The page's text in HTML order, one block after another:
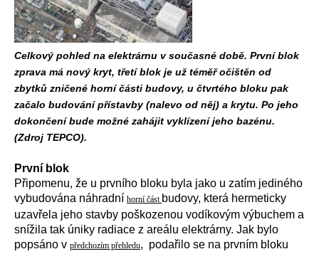
Celkový pohled na elektrárnu v současné době. První blok
zprava má nový kryt, třetí blok je už téměř očištěn od
zbytků zničené horní části budovy, u čtvrtého bloku pak
začalo budování přístavby (nalevo od něj) a krytu. Po jeho
dokončení bude možné zahájit vyklízení jeho bazénu.
(Zdroj TEPCO).
První blok
Připomenu, že u prvního bloku byla jako u zatím jediného
vybudována náhradní horní část budovy, která hermeticky
uzavřela jeho stavby poškozenou vodíkovým výbuchem a
snížila tak úniky radiace z areálu elektrárny. Jak bylo
popsáno v předchozím přehledu, podařilo se na prvním bloku